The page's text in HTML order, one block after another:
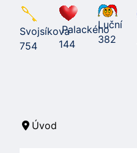
Svojsíkova
754
Palackého
144
Luční
382
Úvod